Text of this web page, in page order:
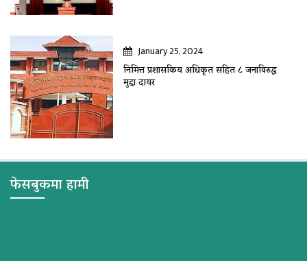
January 25, 2024
निमित्त प्रशासकिय अधिकृत सहित ८ जनाविरुद्ध
मुद्दा दायर
फेसबुकमा हामी